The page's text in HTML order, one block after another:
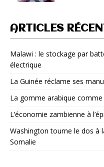
ARTICLES
Malawi : le stockage par
électrique
La Guinée réclame ses
La gomme arabique
L’économie zambienne à
Washington tourne le dos à
Somalie